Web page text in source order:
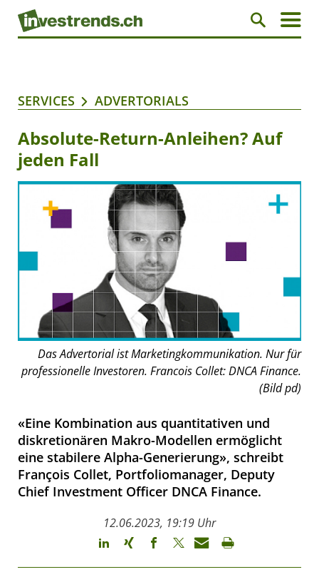
SERVICES ADVERTORIALS
Absolute-Return-Anleihen? Auf
jeden Fall
Das Advertorial ist Marketingkommunikation. Nur für
professionelle Investoren. Francois Collet: DNCA Finance.
(Bild pd)
«Eine Kombination aus quantitativen und
diskretionären Makro-Modellen ermöglicht
eine stabilere Alpha-Generierung», schreibt
François Collet, Portfoliomanager, Deputy
Chief Investment Officer DNCA Finance.
12.06.2023, 19:19 Uhr